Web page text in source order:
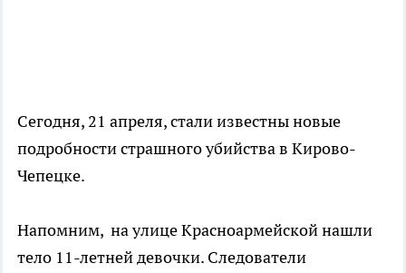
Сегодня, 21 апреля, стали известны новые
подробности страшного убийства в Кирово-
Чепецке.
Напомним, на улице Красноармейской нашли
тело 11-летней девочки. Следователи